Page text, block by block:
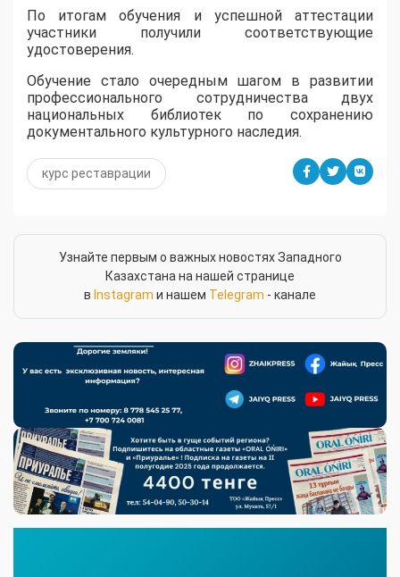
По итогам обучения и успешной аттестации
участники получили соответствующие
удостоверения.
Обучение стало очередным шагом в развитии
профессионального сотрудничества двух
национальных библиотек по сохранению
документального культурного наследия.
курс реставрации
Узнайте первым о важных новостях Западного
Казахстана на нашей странице
в Instagram и нашем Telegram - канале